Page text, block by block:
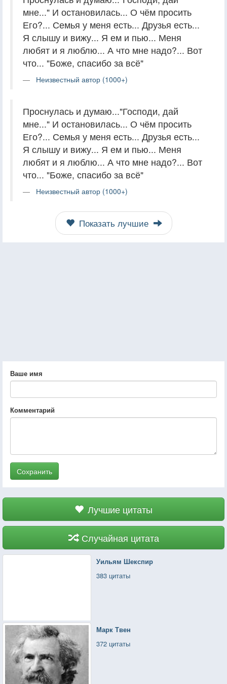
мне..." И остановилась... О чём просить
Его?... Семья у меня есть... Друзья есть...
Я слышу и вижу... Я ем и пью... Меня
любят и я люблю... А что мне надо?... Вот
что... "Боже, спасибо за всё"
Неизвестный автор (1000+)
Проснулась и думаю..."Господи, дай
мне..." И остановилась... О чём просить
Его?... Семья у меня есть... Друзья есть...
Я слышу и вижу... Я ем и пью... Меня
любят и я люблю... А что мне надо?... Вот
что... "Боже, спасибо за всё"
Неизвестный автор (1000+)
Показать лучшие
Ваше имя
Комментарий
Сохранить
Лучшие цитаты
Случайная цитата
Уильям Шекспир
383 цитаты
Марк Твен
372 цитаты